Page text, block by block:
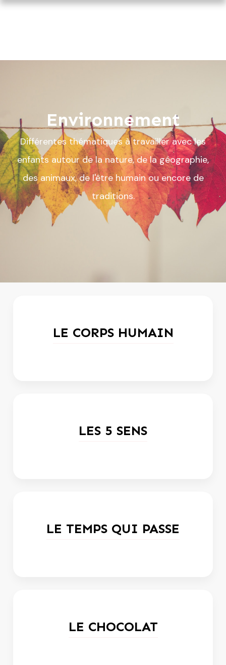
Environnement
Différentes thématiques à travailler avec les
enfants autour de la nature, de la géographie,
des animaux, de l'être humain ou encore de
traditions.
LE CORPS HUMAIN
LES 5 SENS
LE TEMPS QUI PASSE
LE CHOCOLAT